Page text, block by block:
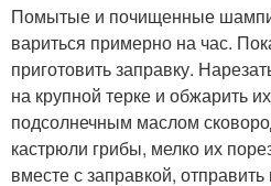
Помытые и почищенные
вариться примерно на час.
приготовить заправку.
на крупной терке и обжарить
подсолнечным маслом
кастрюли грибы, мелко их
вместе с заправкой,